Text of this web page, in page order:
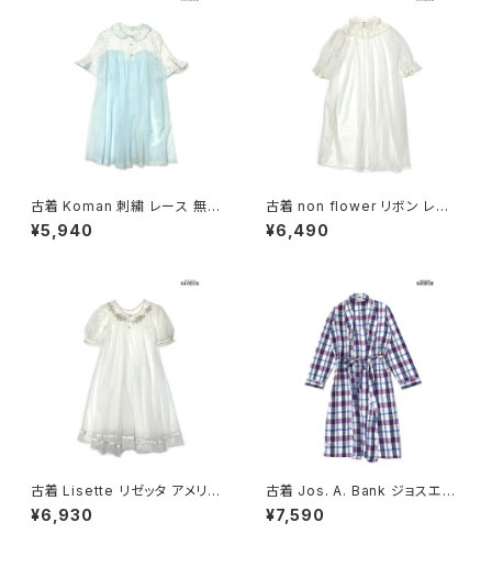
古着 Koman 刺繍 レース 無地
半袖 アウター 羽織り 水色 白 (t
tu2604034)
¥5,940
古着 non flower リボン レー
ス 無地 半袖 アウター 羽織り
白 ベージュ (ttu2606129)
¥6,490
古着 Lisette リゼッタ アメリカ
製 刺繍 レース 花柄 半袖 アウ
ター 羽織り 白 ベージュ 生成り
¥6,930
古着 Jos. A. Bank ジョスエー
バンク ベルト付き チェック柄 コ
ットン100％ 長袖 アウター 羽織
¥7,590